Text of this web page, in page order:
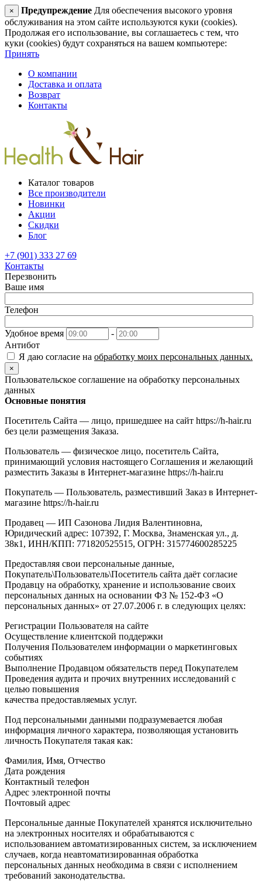
× Предупреждение Для обеспечения высокого уровня
обслуживания на этом сайте используются куки (cookies).
Продолжая его использование, вы соглашаетесь с тем, что
куки (cookies) будут сохраняться на вашем компьютере:
Принять
О компании
Доставка и оплата
Возврат
Контакты
Каталог товаров
Все производители
Новинки
Акции
Скидки
Блог
+7 (901) 333 27 69
Контакты
Перезвонить
Ваше имя
Телефон
Удобное время
-
Антибот
Я даю согласие на обработку моих персональных данных.
×
Пользовательское соглашение на обработку персональных
данных
Основные понятия
Посетитель Сайта — лицо, пришедшее на сайт https://h-hair.ru
без цели размещения Заказа.
Пользователь — физическое лицо, посетитель Сайта,
принимающий условия настоящего Соглашения и желающий
разместить Заказы в Интернет-магазине https://h-hair.ru
Покупатель — Пользователь, разместивший Заказ в Интернет-
магазине https://h-hair.ru
Продавец — ИП Сазонова Лидия Валентиновна,
Юридический адрес: 107392, Г. Москва, Знаменская ул., д.
38к1, ИНН/КПП: 771820525515, ОГРН: 315774600285225
Предоставляя свои персональные данные,
Покупатель\Пользователь\Посетитель сайта даёт согласие
Продавцу на обработку, хранение и использование своих
персональных данных на основании ФЗ № 152-ФЗ «О
персональных данных» от 27.07.2006 г. в следующих целях:
Регистрации Пользователя на сайте
Осуществление клиентской поддержки
Получения Пользователем информации о маркетинговых
событиях
Выполнение Продавцом обязательств перед Покупателем
Проведения аудита и прочих внутренних исследований с
целью повышения
качества предоставляемых услуг.
Под персональными данными подразумевается любая
информация личного характера, позволяющая установить
личность Покупателя такая как:
Фамилия, Имя, Отчество
Дата рождения
Контактный телефон
Адрес электронной почты
Почтовый адрес
Персональные данные Покупателей хранятся исключительно
на электронных носителях и обрабатываются с
использованием автоматизированных систем, за исключением
случаев, когда неавтоматизированная обработка
персональных данных необходима в связи с исполнением
требований законодательства.